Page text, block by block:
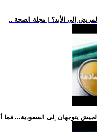
إلى الأبد؟ | مجلة الصحة
يتوجهان إلى السعودية... فما أ